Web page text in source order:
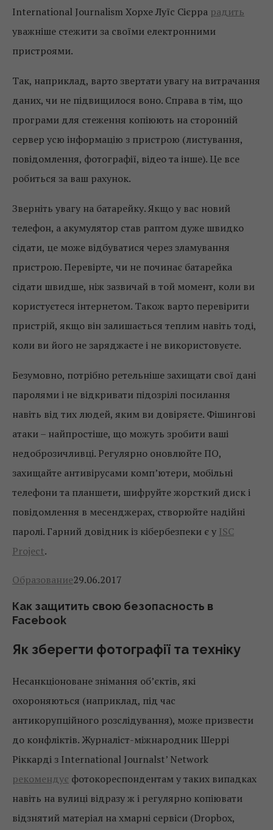
International Journalism Хорхе Луїс Сієрра радить
уважніше стежити за своїми електронними
пристроями.
Так, наприклад, варто звертати увагу на витрачання
даних, чи не підвищилося воно. Справа в тім, що
програми для стеження копіюють на сторонній
сервер усю інформацію з пристрою (листування,
повідомлення, фотографії, відео та інше). Це все
робиться за ваш рахунок.
Зверніть увагу на батарейку. Якщо у вас новий
телефон, а акумулятор став раптом дуже швидко
сідати, це може відбуватися через зламування
пристрою. Перевірте, чи не починає батарейка
сідати швидше, ніж зазвичай в той момент, коли ви
користуєтеся інтернетом. Також варто перевірити
пристрій, якщо він залишається теплим навіть тоді,
коли ви його не заряджаєте і не використовуєте.
Безумовно, потрібно ретельніше захищати свої дані
паролями і не відкривати підозрілі посилання
навіть від тих людей, яким ви довіряєте. Фішингові
атаки – найпростіше, що можуть зробити ваші
недоброзичливці. Регулярно оновлюйте ПО,
захищайте антивірусами комп’ютери, мобільні
телефони та планшети, шифруйте жорсткий диск і
повідомлення в месенджерах, створюйте надійні
паролі. Гарний довідник із кібербезпеки є у ISC
Project.
Образование29.06.2017
Как защитить свою безопасность в
Facebook
Як зберегти фотографії та техніку
Несанкціоноване знімання об’єктів, які
охороняються (наприклад, під час
антикорупційного розслідування), може призвести
до конфліктів. Журналіст-міжнародник Шеррі
Ріккарді з International Journalst’ Network
рекомендує фотокореспондентам у таких випадках
навіть на вулиці відразу ж і регулярно копіювати
відзнятий матеріал на хмарні сервіси (Dropbox,